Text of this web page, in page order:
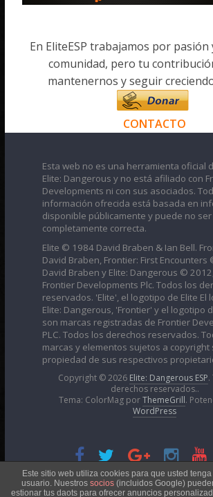
En EliteESP trabajamos por pasión
comunidad, pero tu
mantenernos y seguir
CONTACTO
Esta web no es una herramienta oficial
Elite: Dangerous y no está afiliado con
Developments ni con sus asociados.
información ofrecida está basada en
disponible públicamente y puede no ser
completamente correcta.
Elite © 1984 David Braben & Ian Bell.
David Braben, Frontier: First Encounters
David Braben y Elite: Dangerous ©
Frontier Developments Plc. Todos los
reservados. 'Elite', el logotipo de Elite El
Elite: Dangerous, 'Frontier' y el logotipo
son marcas registradas de Frontier
PLC. Todos los derechos reservados.
marcas y elementos sujetos a copyright
propiedad de sus respectivos
Copyright © 2026 Elite: Dangerous ESP
derechos reservados..
Tema: ColorMag porThemeGrill .
WordPress
Esta obra está bajo una
Este sitio web utiliza cookies para que usted
usuario. Nuestros socios (incluidos Google)
estionar tus daots para ofrecer anuncios